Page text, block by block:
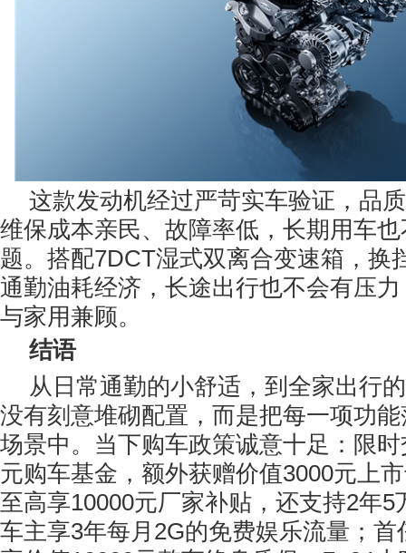
这款发动机经过严苛实车验证，品
维保成本亲民、故障率低，长期用车
题。搭配7DCT湿式双离合变速箱，换
通勤油耗经济，长途出行也不会有压
与家用兼顾。
结语
从日常通勤的小舒适，到全家出行
没有刻意堆砌配置，而是把每一项功
场景中。当下购车政策诚意十足：限
元购车基金，额外获赠价值3000元上
至高享10000元厂家补贴，还支持2年5
车主享3年每月2G的免费娱乐流量；首